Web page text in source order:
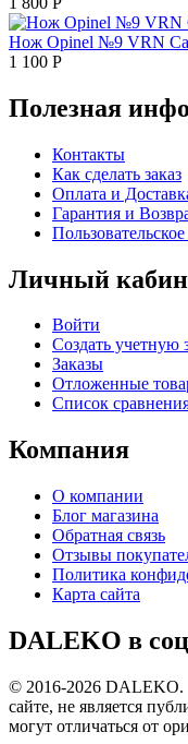
Нож Opinel №9 VRN
1 100 Р
Полезная
Контакты
Как сделать заказ
Оплата и
Гарантия и
Личный
Войти
Создать учетную
Заказы
Отложенные
Список
Компания
О компании
Блог магазина
Обратная связь
Отзывы
Политика
Карта сайта
DALEKO в
© 2016-2026 DALEKO.
сайте, не является
могут отличаться от